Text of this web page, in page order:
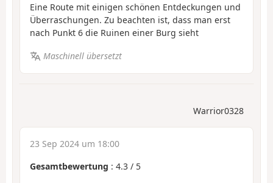
Eine Route mit einigen schönen Entdeckungen und
Überraschungen. Zu beachten ist, dass man erst
nach Punkt 6 die Ruinen einer Burg sieht
Maschinell übersetzt
Warrior0328
23 Sep 2024 um 18:00
Gesamtbewertung : 4.3 / 5